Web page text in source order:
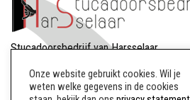
Stucadoorsbedrijf van Harsselaar
8256AW Biddinghuizen
Onze website gebruikt cookies. Wil je
weten welke gegevens in de cookies